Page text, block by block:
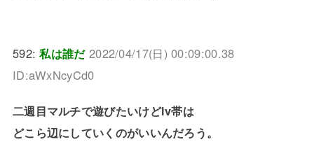
592:私は誰だ 2022/04/17(日) 00:09:00.38
ID:aWxNcyCd0
二週目マルチで遊びたいけどlv帯は
どこら辺にしていくのがいいんだろう。